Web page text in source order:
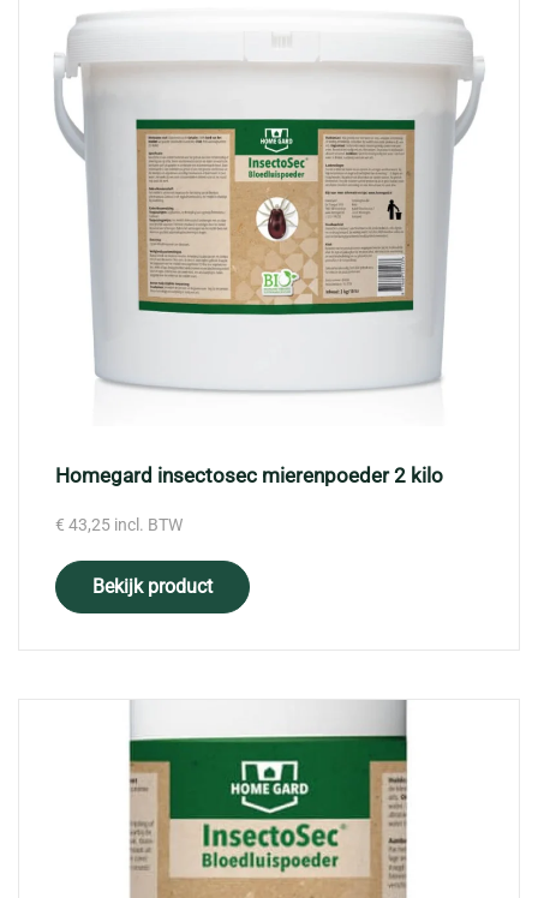
Homegard insectosec mierenpoeder 2 kilo
€ 43,25 incl. BTW
Bekijk product